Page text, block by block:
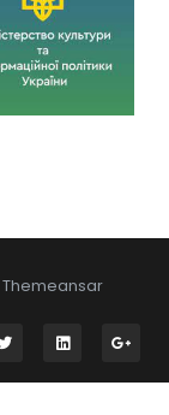
Themeansar